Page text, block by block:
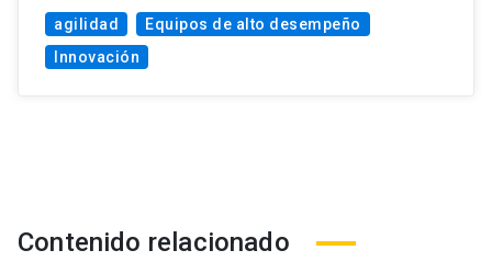
agilidad
Equipos de alto desempeño
Innovación
Contenido relacionado